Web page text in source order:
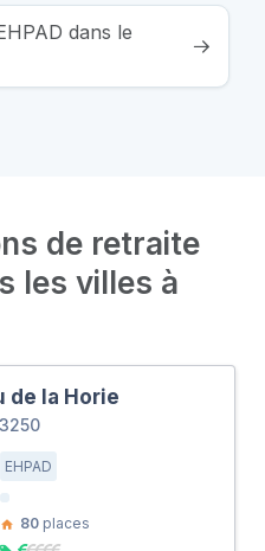
dans le
de retraite
les villes à
de la Horie
EHPAD
80 places